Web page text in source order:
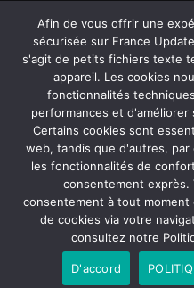
MAISON
À
POLITIQUE DE
CONDITIONS
© 2026 France
Afin de vous offrir une
sécurisée sur France
s'agit de petits fichiers texte
appareil. Les cookies
fonctionnalités
performances et
Certains cookies sont
web, tandis que d'autres,
les fonctionnalités de
consentement
consentement à tout moment
de cookies via votre
consultez notre
D'accord